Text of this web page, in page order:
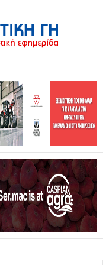
όλη η χώρα απέναντι